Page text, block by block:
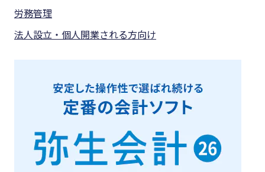
労務管理
法人設立・個人開業される方向け